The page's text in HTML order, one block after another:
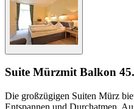
Suite Mürzmit Balkon
Die großzügigen Suiten Mürz
Entspannen und Durchatmen.